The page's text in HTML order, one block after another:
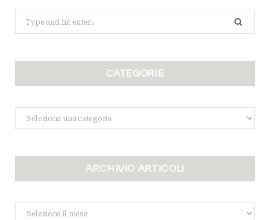
for:
CATEGORIE
Categorie
ARCHIVIO ARTICOLI
Archivio